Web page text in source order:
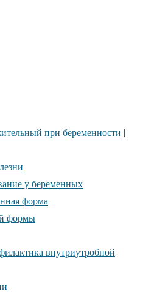
при беременности |
у беременных
форма
формы
внутриутробной